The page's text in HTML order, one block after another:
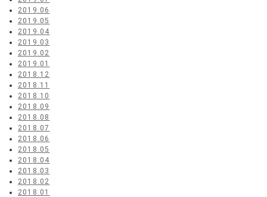
2019.06
2019.05
2019.04
2019.03
2019.02
2019.01
2018.12
2018.11
2018.10
2018.09
2018.08
2018.07
2018.06
2018.05
2018.04
2018.03
2018.02
2018.01